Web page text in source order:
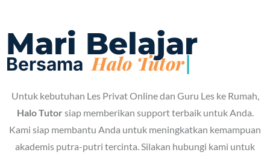
Mari Belajar
Bersama
Untuk kebutuhan Les Privat Online dan Guru Les ke Rumah,
Halo Tutor siap memberikan support terbaik untuk Anda.
Kami siap membantu Anda untuk meningkatkan kemampuan
akademis putra-putri tercinta. Silakan hubungi kami untuk